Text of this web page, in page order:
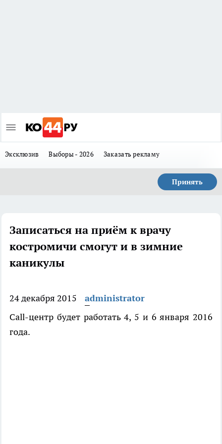
Эксклюзив Выборы - 2026 Заказать рекламу
Принять
Записаться на приём к врачу
костромичи смогут и в зимние
каникулы
24 декабря 2015
administrator
Call-центр будет работать 4, 5 и 6 января 2016
года.